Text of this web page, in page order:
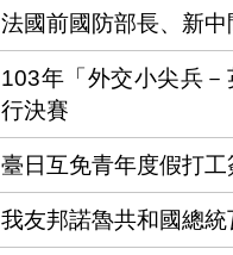
法國前國防部長、新
103年「外交小尖兵
行決賽
臺日互免青年度假打工
我友邦諾魯共和國總